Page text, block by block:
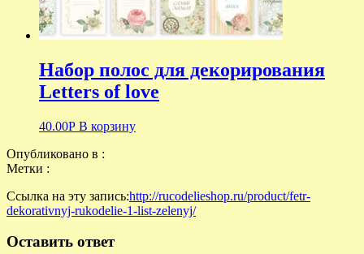
Набор полос для декорирования
Letters of love
40.00Р В корзину
Опубликовано в :
Метки :
Ссылка на эту запись:http://rucodelieshop.ru/product/fetr-
dekorativnyj-rukodelie-1-list-zelenyj/
Оставить ответ